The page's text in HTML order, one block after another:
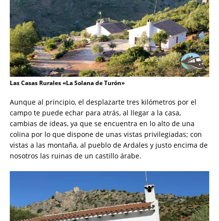
Las Casas Rurales «La Solana de Turón»
Aunque al principio, el desplazarte tres kilómetros por el
campo te puede echar para atrás, al llegar a la casa,
cambias de ideas, ya que se encuentra en lo alto de una
colina por lo que dispone de unas vistas privilegiadas; con
vistas a las montaña, al pueblo de Ardales y justo encima de
nosotros las ruinas de un castillo árabe.